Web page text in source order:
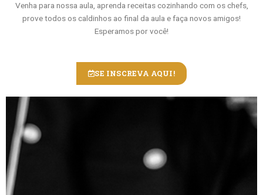
Venha para nossa aula, aprenda receitas cozinhando com os chefs,
prove todos os caldinhos ao final da aula e faça novos amigos!
Esperamos por você!
SE INSCREVA AQUI!